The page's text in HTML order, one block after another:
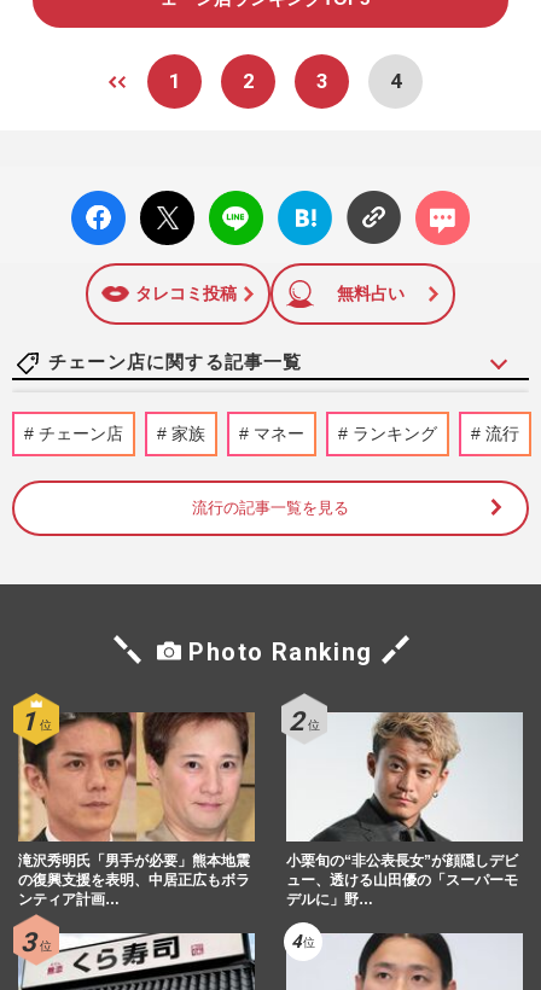
1 2 3 4
facebo
ok い
X ポス
ト
LINE
はてな
ブック
に追加
コメン
ト
タレコミ投稿 無料占い
チェーン店に関する記事一覧
Mrs. GREEN APPLE×ミスタードーナツコ
ラボ“限定ボックス”が転売「これ買う人も
週刊女性PRIME 2026/8/8
話題に「出会えたらラッキー」広報が明か
週刊女性PRIME
『松のや』《ママ応援企画》を《夏休み企
画》に名称変更！真摯対応も「自分たちの
首を絞める」難解極める“…
週刊女性PRIME
《ラーメン店と焼き肉店の倒産が過去最
多》物価高だけではない、同じ”最多”でも
まるで違う「原因」
週刊女性2026年8月11日号 2026/8/3
チェーン店 家族 マネー ランキング 流行
流行の記事一覧を見る
Photo Ranking
滝沢秀明氏「男手が必要」熊本地震
の復興支援を表明、中居正広もボラ
ンティア計画…
小栗旬の“非公表長女”が顔隠しデビ
ュー、透ける山田優の「スーパーモ
デルに」野…